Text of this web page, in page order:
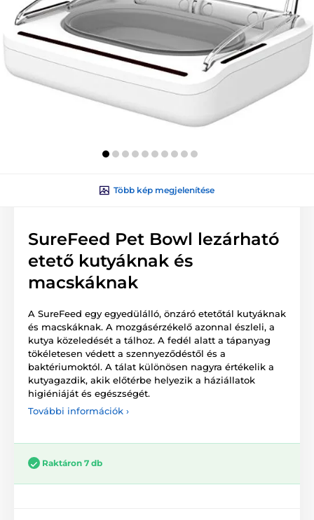
Több kép megjelenítése
SureFeed Pet Bowl lezárható
etető kutyáknak és
macskáknak
A SureFeed egy egyedülálló, önzáró etetőtál kutyáknak
és macskáknak. A mozgásérzékelő azonnal észleli, a
kutya közeledését a tálhoz. A fedél alatt a tápanyag
tökéletesen védett a szennyeződéstől és a
baktériumoktól. A tálat különösen nagyra értékelik a
kutyagazdik, akik előtérbe helyezik a háziállatok
higiéniáját és egészségét.
További információk ›
Raktáron 7 db